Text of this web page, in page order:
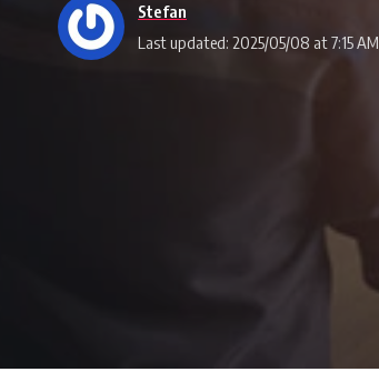
Last updated: 2025/05/08 at 7:15 AM
Stefan